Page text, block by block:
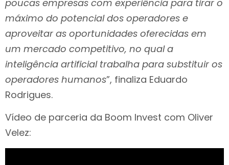
poucas empresas com experiência para tirar o
máximo do potencial dos operadores e
aproveitar as oportunidades oferecidas em
um mercado competitivo, no qual a
inteligência artificial trabalha para substituir os
operadores humanos”, finaliza Eduardo
Rodrigues.
Vídeo de parceria da Boom Invest com Oliver
Velez: